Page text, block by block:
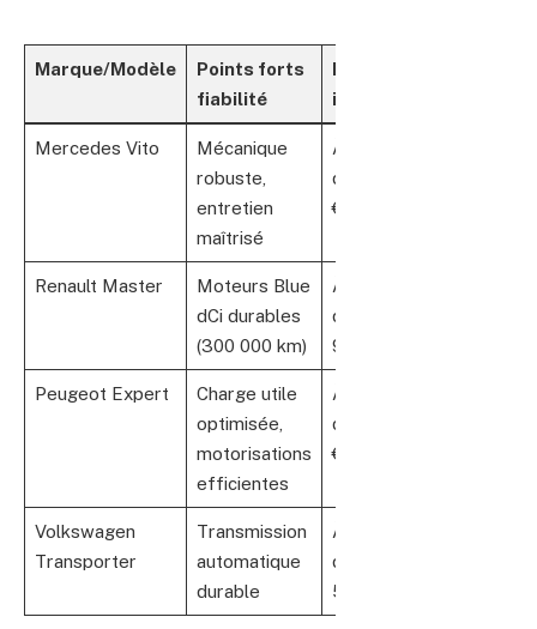
Marque/Modèle
Points forts
fiabilité
Prix
indicatif*
Mercedes Vito
Mécanique
robuste,
entretien
maîtrisé
À partir
de 41 900
€
Renault Master
Moteurs Blue
dCi durables
(300 000 km)
À partir
de 38
900 €
Peugeot Expert
Charge utile
optimisée,
motorisations
efficientes
À partir
de 31 700
€
Volkswagen
Transporter
Transmission
automatique
durable
À partir
de 37
560 €